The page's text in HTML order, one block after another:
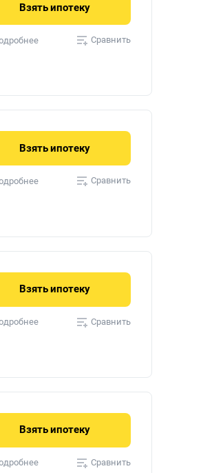
Взятьипотеку
Сравнить
Взятьипотеку
Сравнить
Взятьипотеку
Сравнить
Взятьипотеку
Сравнить